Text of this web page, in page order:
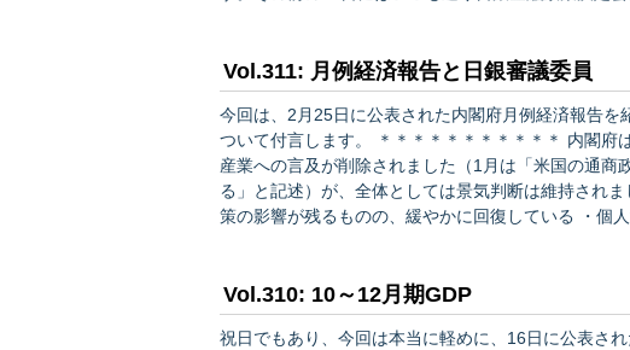
月以降は、時々Saltさんの尻を叩きますが（笑）、基本的に静か
Vol.311: 月例経済報告と日銀審議委員
今回は、2月25日に公表された内閣府月例経済報告
ついて付言します。 ＊＊＊＊＊＊＊＊＊＊＊ 内閣府は景気判断維持 ＊＊＊＊＊＊＊＊＊＊＊ 自動車
産業への言及が削除されました（1月は「米国の通商
る」と記述）が、全体としては景気判断は維持されました。 （現状） ・基調：景気は、米
策の影響が残るものの、緩やかに回復している ・個
緩やかに持ち直している ・住宅建設：弱含んでいる
Vol.310: 10～12月期GDP
祝日でもあり、今回は本当に軽めに、16日に公表さ